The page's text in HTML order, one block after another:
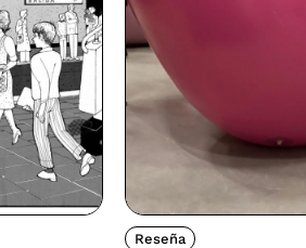
Reseña